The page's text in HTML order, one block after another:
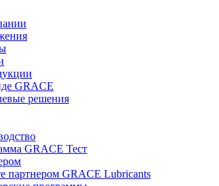
GRACE
решения
GRACE Тест
партнером GRACE Lubricants